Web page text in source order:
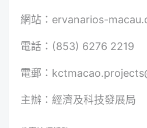
網站： ervanarios-
電話：(853) 6276 2219
電郵：
主辦：經濟及科技發展局